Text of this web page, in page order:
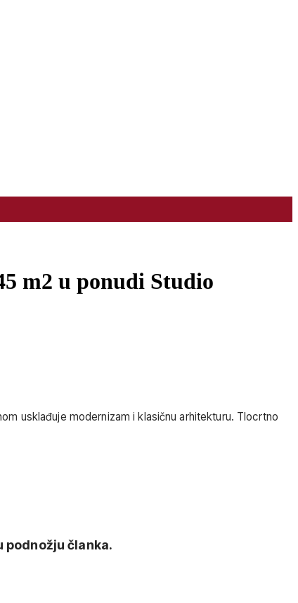
m2 u ponudi Studio
usklađuje modernizam i klasičnu arhitekturu. Tlocrtno
podnožju članka.